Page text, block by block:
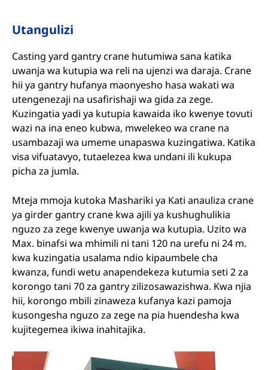
Utangulizi
Casting yard gantry crane hutumiwa sana katika
uwanja wa kutupia wa reli na ujenzi wa daraja. Crane
hii ya gantry hufanya maonyesho hasa wakati wa
utengenezaji na usafirishaji wa gida za zege.
Kuzingatia yadi ya kutupia kawaida iko kwenye tovuti
wazi na ina eneo kubwa, mwelekeo wa crane na
usambazaji wa umeme unapaswa kuzingatiwa. Katika
visa vifuatavyo, tutaelezea kwa undani ili kukupa
picha za jumla.
Mteja mmoja kutoka Mashariki ya Kati anauliza crane
ya girder gantry crane kwa ajili ya kushughulikia
nguzo za zege kwenye uwanja wa kutupia. Uzito wa
Max. binafsi wa mhimili ni tani 120 na urefu ni 24 m.
kwa kuzingatia usalama ndio kipaumbele cha
kwanza, fundi wetu anapendekeza kutumia seti 2 za
korongo tani 70 za gantry zilizosawazishwa. Kwa njia
hii, korongo mbili zinaweza kufanya kazi pamoja
kusongesha nguzo za zege na pia huendesha kwa
kujitegemea ikiwa inahitajika.